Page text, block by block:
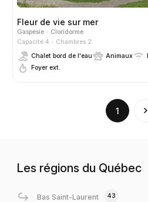
Fleur de vie sur mer
Gaspésie
Cloridorme
Capacité 4
Chambres 2
Chalet bord de l'eau
Animaux
Foyer ext.
1
(current)
Les régions du Québec
Bas Saint-Laurent 43